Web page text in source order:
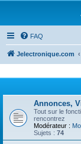
FAQ
Jelectronique.com
Annonces,
Tout sur le
rencontrez
Modérateur :
Sujets : 74